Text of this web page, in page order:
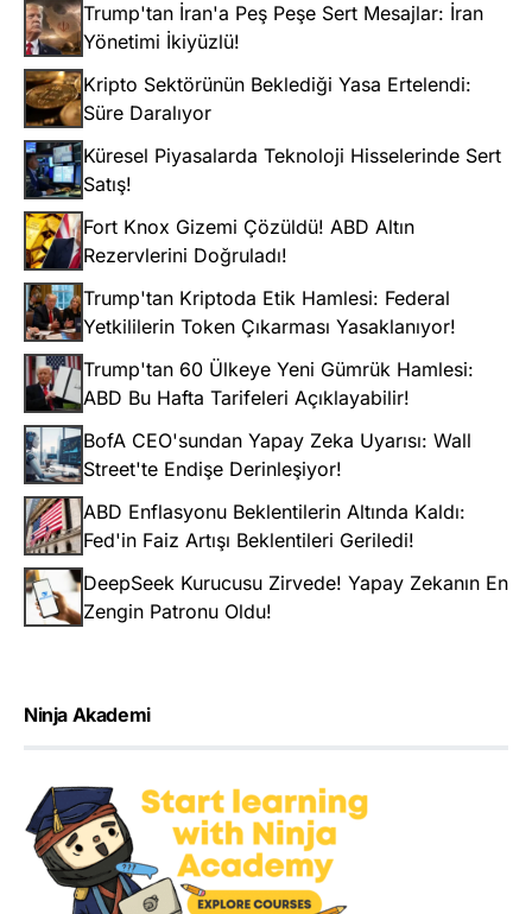
Trump'tan İran'a Peş Peşe Sert Mesajlar: İran
Yönetimi İkiyüzlü!
Kripto Sektörünün Beklediği Yasa Ertelendi:
Süre Daralıyor
Küresel Piyasalarda Teknoloji Hisselerinde Sert
Satış!
Fort Knox Gizemi Çözüldü! ABD Altın
Rezervlerini Doğruladı!
Trump'tan Kriptoda Etik Hamlesi: Federal
Yetkililerin Token Çıkarması Yasaklanıyor!
Trump'tan 60 Ülkeye Yeni Gümrük Hamlesi:
ABD Bu Hafta Tarifeleri Açıklayabilir!
BofA CEO'sundan Yapay Zeka Uyarısı: Wall
Street'te Endişe Derinleşiyor!
ABD Enflasyonu Beklentilerin Altında Kaldı:
Fed'in Faiz Artışı Beklentileri Geriledi!
DeepSeek Kurucusu Zirvede! Yapay Zekanın En
Zengin Patronu Oldu!
Ninja Akademi